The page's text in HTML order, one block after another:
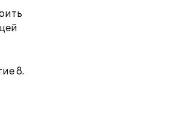
8.